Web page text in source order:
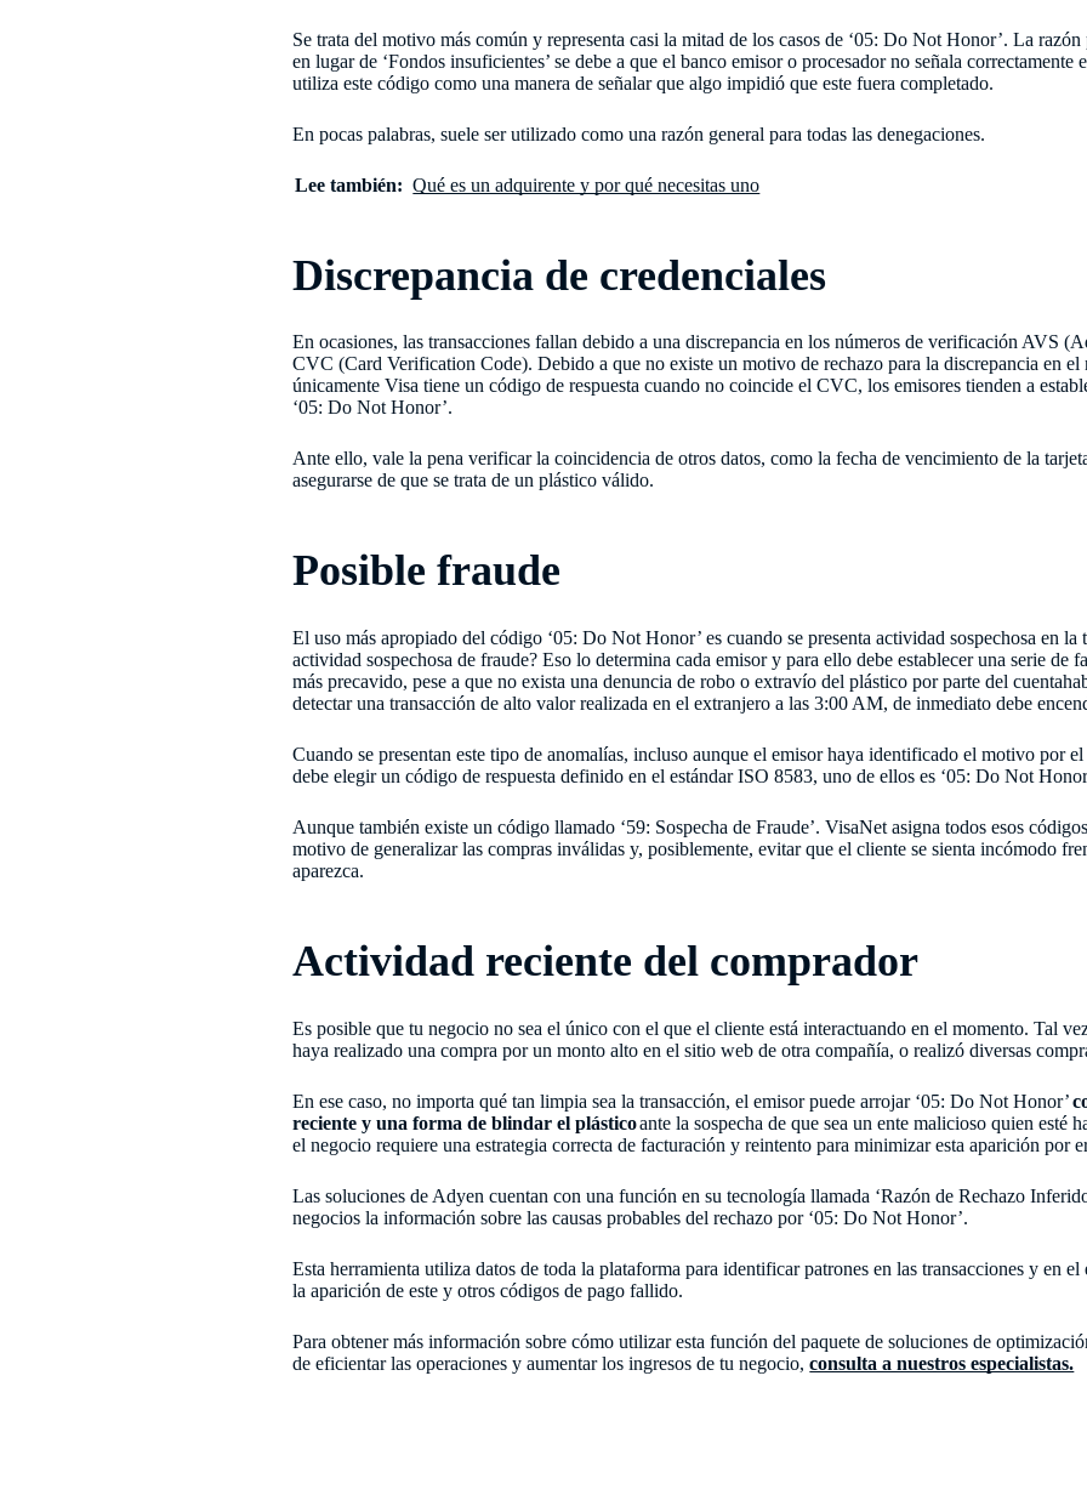
Se trata del motivo más común y representa casi la mitad de los casos de ‘05: Do Not Honor’. La
en lugar de ‘Fondos insuficientes’ se debe a que el banco emisor o procesador no señala
utiliza este código como una manera de señalar que algo impidió que este fuera completado.
En pocas palabras, suele ser utilizado como una razón general para todas las denegaciones.
Lee también: Qué es un adquirente y por qué necesitas uno
Discrepancia de credenciales
En ocasiones, las transacciones fallan debido a una discrepancia en los números de verificación AVS
CVC (Card Verification Code). Debido a que no existe un motivo de rechazo para la discrepancia en
únicamente Visa tiene un código de respuesta cuando no coincide el CVC, los emisores tienden a
‘05: Do Not Honor’.
Ante ello, vale la pena verificar la coincidencia de otros datos, como la fecha de vencimiento de la
asegurarse de que se trata de un plástico válido.
Posible fraude
El uso más apropiado del código ‘05: Do Not Honor’ es cuando se presenta actividad sospechosa en la
actividad sospechosa de fraude? Eso lo determina cada emisor y para ello debe establecer una serie de
más precavido, pese a que no exista una denuncia de robo o extravío del plástico por parte del
detectar una transacción de alto valor realizada en el extranjero a las 3:00 AM, de inmediato debe
Cuando se presentan este tipo de anomalías, incluso aunque el emisor haya identificado el motivo por el
debe elegir un código de respuesta definido en el estándar ISO 8583, uno de ellos es ‘05: Do Not
Aunque también existe un código llamado ‘59: Sospecha de Fraude’. VisaNet asigna todos esos
motivo de generalizar las compras inválidas y, posiblemente, evitar que el cliente se sienta incómodo
aparezca.
Actividad reciente del comprador
Es posible que tu negocio no sea el único con el que el cliente está interactuando en el momento. Tal
haya realizado una compra por un monto alto en el sitio web de otra compañía, o realizó diversas
En ese caso, no importa qué tan limpia sea la transacción, el emisor puede arrojar ‘05: Do Not Honor’
reciente y una forma de blindar el plásticoante la sospecha de que sea un ente malicioso quien esté
el negocio requiere una estrategia correcta de facturación y reintento para minimizar esta aparición por
Las soluciones de Adyen cuentan con una función en su tecnología llamada ‘Razón de Rechazo
negocios la información sobre las causas probables del rechazo por ‘05: Do Not Honor’.
Esta herramienta utiliza datos de toda la plataforma para identificar patrones en las transacciones y en
la aparición de este y otros códigos de pago fallido.
Para obtener más información sobre cómo utilizar esta función del paquete de soluciones de
de eficientar las operaciones y aumentar los ingresos de tu negocio, consulta a nuestros especialistas.